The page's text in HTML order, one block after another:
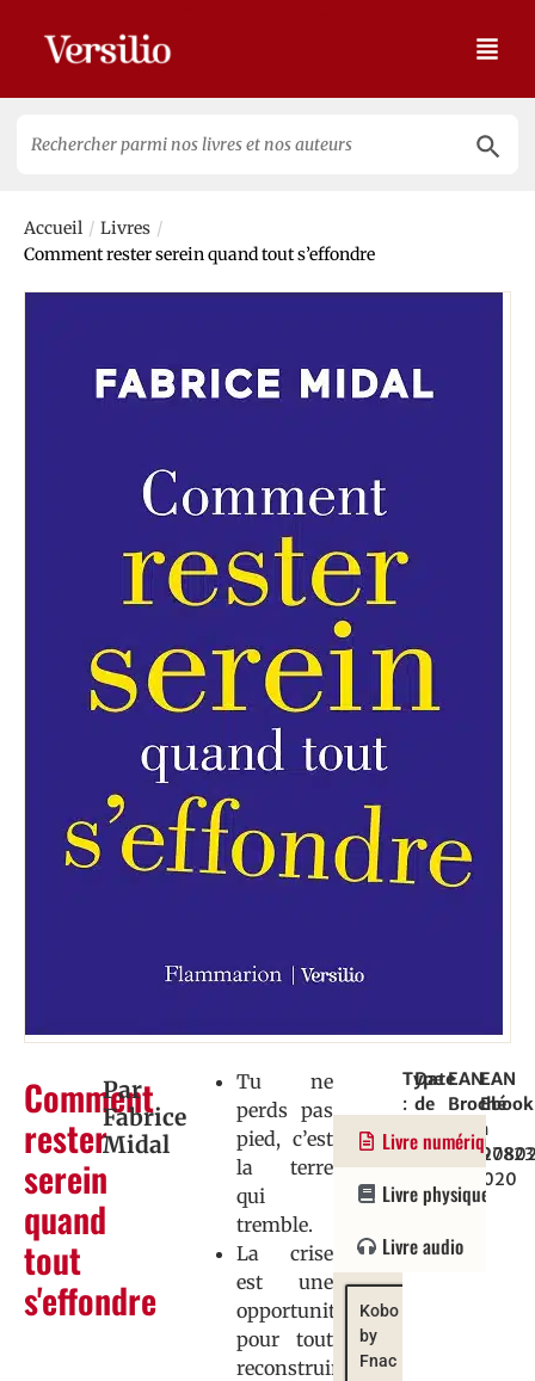
for:
Accueil / Livres /
Comment rester serein quand tout s’effondre
Comment
rester
serein
quand
tout
s'effondre
Par
Fabrice
Midal
Tu ne
perds pas
pied, c’est
la terre
qui
tremble.
La crise
est une
opportunité
pour tout
reconstruire.
Livre numérique
Livre physique
Livre audio
Kobo
by
Fnac
Type
:
Date
de
parution
:
16/09/2020
EAN
Broché
EAN
Ebook